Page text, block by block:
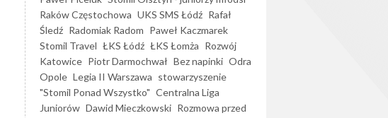
Raków Częstochowa UKS SMS Łódź Rafał
Śledź Radomiak Radom Paweł Kaczmarek
Stomil Travel ŁKS Łódź ŁKS Łomża Rozwój
Katowice Piotr Darmochwał Bez napinki Odra
Opole Legia II Warszawa stowarzyszenie
"Stomil Ponad Wszystko" Centralna Liga
Juniorów Dawid Mieczkowski Rozmowa przed